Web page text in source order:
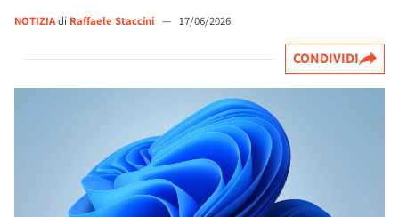
NOTIZIAdi Raffaele Staccini — 17/06/2026
CONDIVIDI